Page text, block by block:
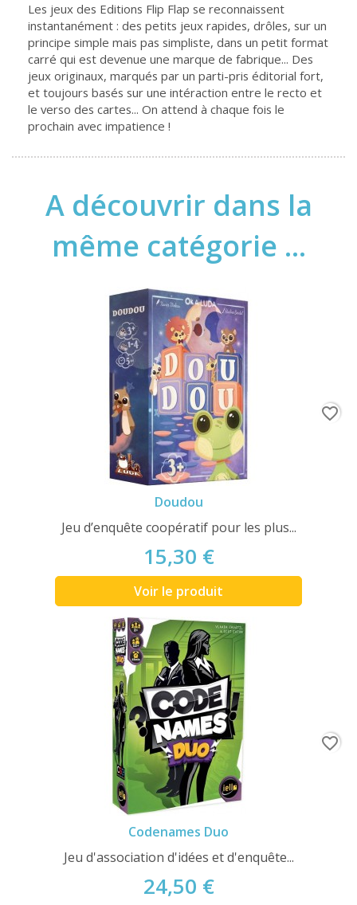
Les jeux des Editions Flip Flap se reconnaissent
instantanément : des petits jeux rapides, drôles, sur un
principe simple mais pas simpliste, dans un petit format
carré qui est devenue une marque de fabrique... Des
jeux originaux, marqués par un parti-pris éditorial fort,
et toujours basés sur une intéraction entre le recto et
le verso des cartes... On attend à chaque fois le
prochain avec impatience !
A découvrir dans la
même catégorie ...
Doudou
Jeu d’enquête coopératif pour les plus...
15,30 €
Voir le produit
favorite_border
Codenames Duo
Jeu d'association d'idées et d'enquête...
24,50 €
favorite_border